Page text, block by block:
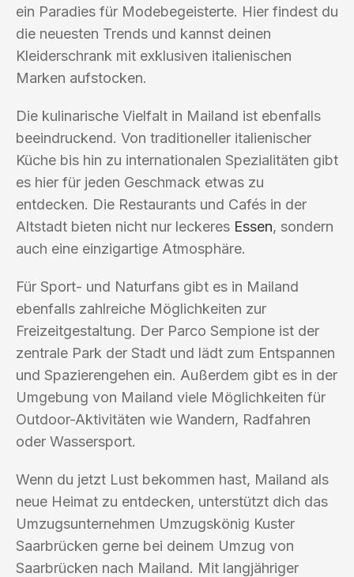
ein Paradies für Modebegeisterte. Hier findest du
die neuesten Trends und kannst deinen
Kleiderschrank mit exklusiven italienischen
Marken aufstocken.
Die kulinarische Vielfalt in Mailand ist ebenfalls
beeindruckend. Von traditioneller italienischer
Küche bis hin zu internationalen Spezialitäten gibt
es hier für jeden Geschmack etwas zu
entdecken. Die Restaurants und Cafés in der
Altstadt bieten nicht nur leckeres Essen, sondern
auch eine einzigartige Atmosphäre.
Für Sport- und Naturfans gibt es in Mailand
ebenfalls zahlreiche Möglichkeiten zur
Freizeitgestaltung. Der Parco Sempione ist der
zentrale Park der Stadt und lädt zum Entspannen
und Spazierengehen ein. Außerdem gibt es in der
Umgebung von Mailand viele Möglichkeiten für
Outdoor-Aktivitäten wie Wandern, Radfahren
oder Wassersport.
Wenn du jetzt Lust bekommen hast, Mailand als
neue Heimat zu entdecken, unterstützt dich das
Umzugsunternehmen Umzugskönig Kuster
Saarbrücken gerne bei deinem Umzug von
Saarbrücken nach Mailand. Mit langjähriger